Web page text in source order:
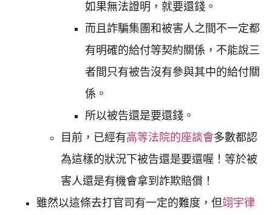
如果無法證明，就要還錢。
而且詐騙集團和被害人之間不一定都
有明確的給付等契約關係，不能說三
者間只有被告沒有參與其中的給付關
係。
所以被告還是要還錢。
目前，已經有高等法院的座談會多數都認
為這樣的狀況下被告還是要還喔！等於被
害人還是有機會拿到詐欺賠償！
雖然以這條去打官司有一定的難度，但翊宇律